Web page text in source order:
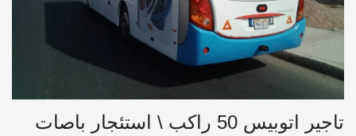
تاجير اتوبيس 50 راكب \ استئجار باصات